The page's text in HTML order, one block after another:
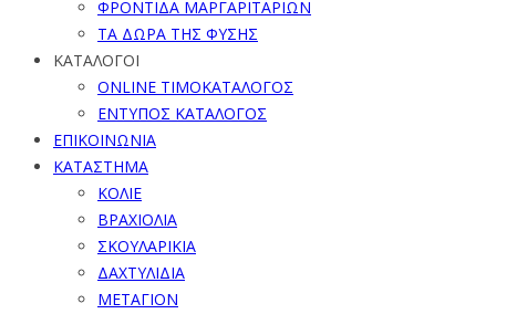
ΦΡΟΝΤΙΔΑ ΜΑΡΓΑΡΙΤΑΡΙΩΝ
ΤΑ ΔΩΡΑ ΤΗΣ ΦΥΣΗΣ
ΚΑΤΑΛΟΓΟΙ
ONLINE ΤΙΜΟΚΑΤΑΛΟΓΟΣ
ΕΝΤΥΠΟΣ ΚΑΤΑΛΟΓΟΣ
ΕΠΙΚΟΙΝΩΝΙΑ
ΚΑΤΑΣΤΗΜΑ
ΚΟΛΙΕ
ΒΡΑΧΙΟΛΙΑ
ΣΚΟΥΛΑΡΙΚΙΑ
ΔΑΧΤΥΛΙΔΙΑ
ΜΕΤΑΓΙΟΝ